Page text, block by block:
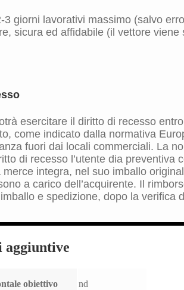
3 giorni lavorativi massimo (salvo
sicura ed affidabile (il vettore
esercitare il diritto di recesso
come indicato dalla normativa
fuori dai locali commerciali. La
di recesso l’utente dia preventiva
integra, nel suo imballo
a carico dell’acquirente. Il
e spedizione, dopo la verifica
obiettivo nd